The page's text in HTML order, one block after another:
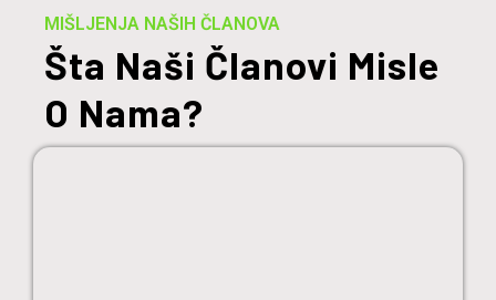
MIŠLJENJA NAŠIH ČLANOVA
Šta Naši Članovi Misle
O Nama?